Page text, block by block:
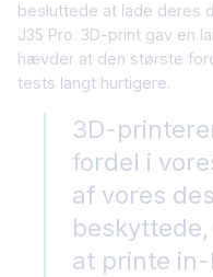
besluttede at lade deres
J35 Pro. 3D-print gav en
hævder at den største
tests langt hurtigere.
3D-
fordel i
af vores
at printe